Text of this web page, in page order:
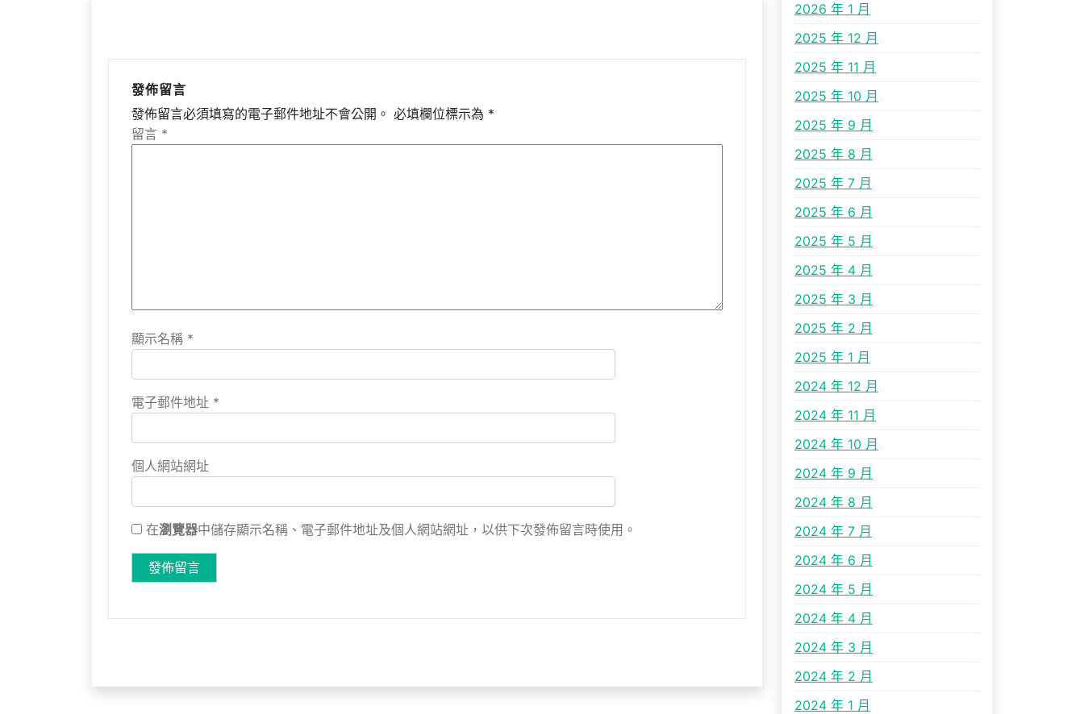
發佈留言
發佈留言必須填寫的電子郵件地址不會公開。 必填欄位標示為 *
留言 *
顯示名稱 *
電子郵件地址 *
個人網站網址
在瀏覽器中儲存顯示名稱、電子郵件地址及個人網站網址，以供下次發佈留言時使用。
2026 年 1 月
2025 年 12 月
2025 年 11 月
2025 年 10 月
2025 年 9 月
2025 年 8 月
2025 年 7 月
2025 年 6 月
2025 年 5 月
2025 年 4 月
2025 年 3 月
2025 年 2 月
2025 年 1 月
2024 年 12 月
2024 年 11 月
2024 年 10 月
2024 年 9 月
2024 年 8 月
2024 年 7 月
2024 年 6 月
2024 年 5 月
2024 年 4 月
2024 年 3 月
2024 年 2 月
2024 年 1 月